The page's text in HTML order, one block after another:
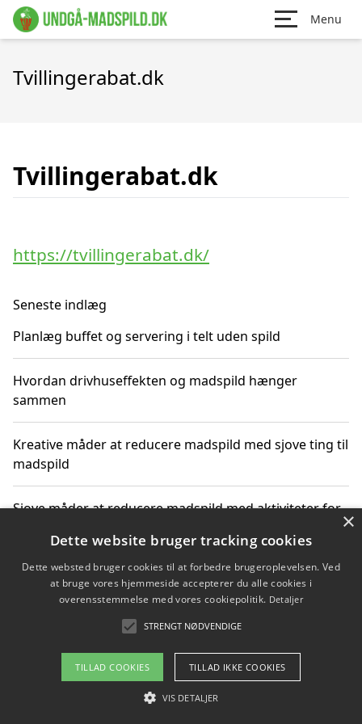
Menu
Tvillingerabat.dk
Tvillingerabat.dk
https://tvillingerabat.dk/
Seneste indlæg
Planlæg buffet og servering i telt uden spild
Hvordan drivhuseffekten og madspild hænger
sammen
Kreative måder at reducere madspild med sjove ting til
madspild
Sjove måder at reducere madspild med aktiviteter for
Hvor finder jeg nemme måltidskasser i Vejle
Om / kontakt
Blog Betingelser
×
Dette website bruger tracking cookies
Dette websted bruger cookies til at forbedre brugeroplevelsen. Ved
at bruge vores hjemmeside accepterer du alle cookies i
overensstemmelse med vores cookiepolitik. Detaljer
STRENGT NØDVENDIGE
TILLAD COOKIES TILLAD IKKE COOKIES
VIS DETALJER